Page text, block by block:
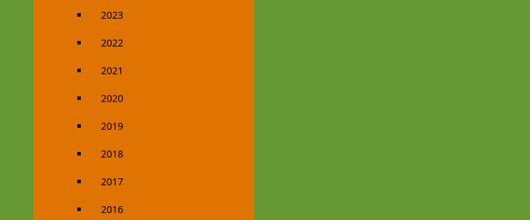
2023
2022
2021
2020
2019
2018
2017
2016